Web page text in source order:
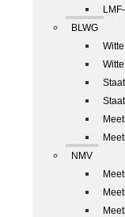
BLWG
NMV